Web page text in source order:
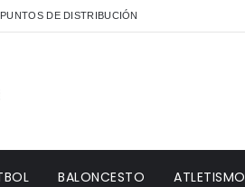
PUNTOS DE DISTRIBUCIÓN
BALONCESTO ATLETISMO